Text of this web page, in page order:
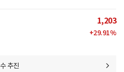
1,203
+29.91%
추진